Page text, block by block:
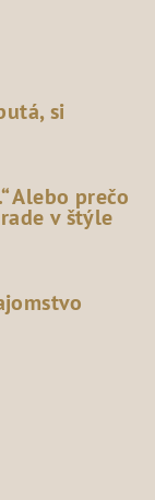
si
Alebo prečo
v štýle